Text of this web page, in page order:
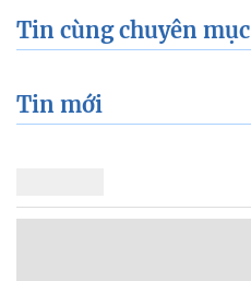
Tin cùng chuyên mục
Tin mới